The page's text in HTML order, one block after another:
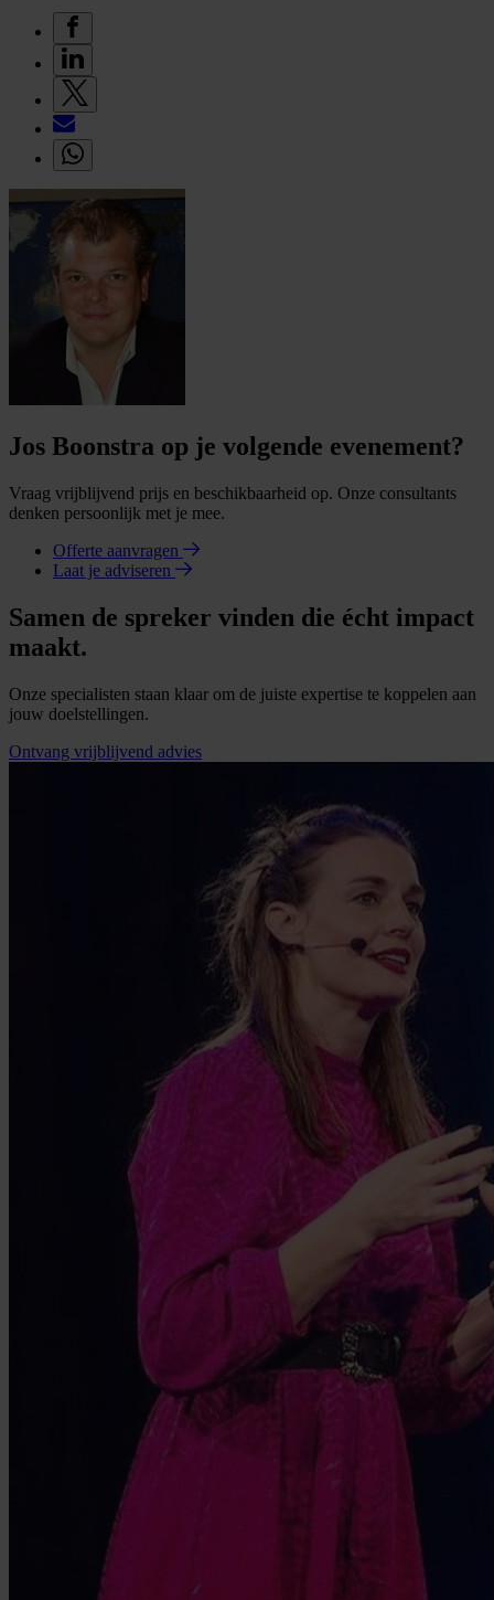
Jos Boonstra op je volgende evenement?
Vraag vrijblijvend prijs en beschikbaarheid op. Onze consultants
denken persoonlijk met je mee.
Offerte aanvragen
Laat je adviseren
Samen de spreker vinden die écht impact
maakt.
Onze specialisten staan klaar om de juiste expertise te koppelen aan
jouw doelstellingen.
Ontvang vrijblijvend advies